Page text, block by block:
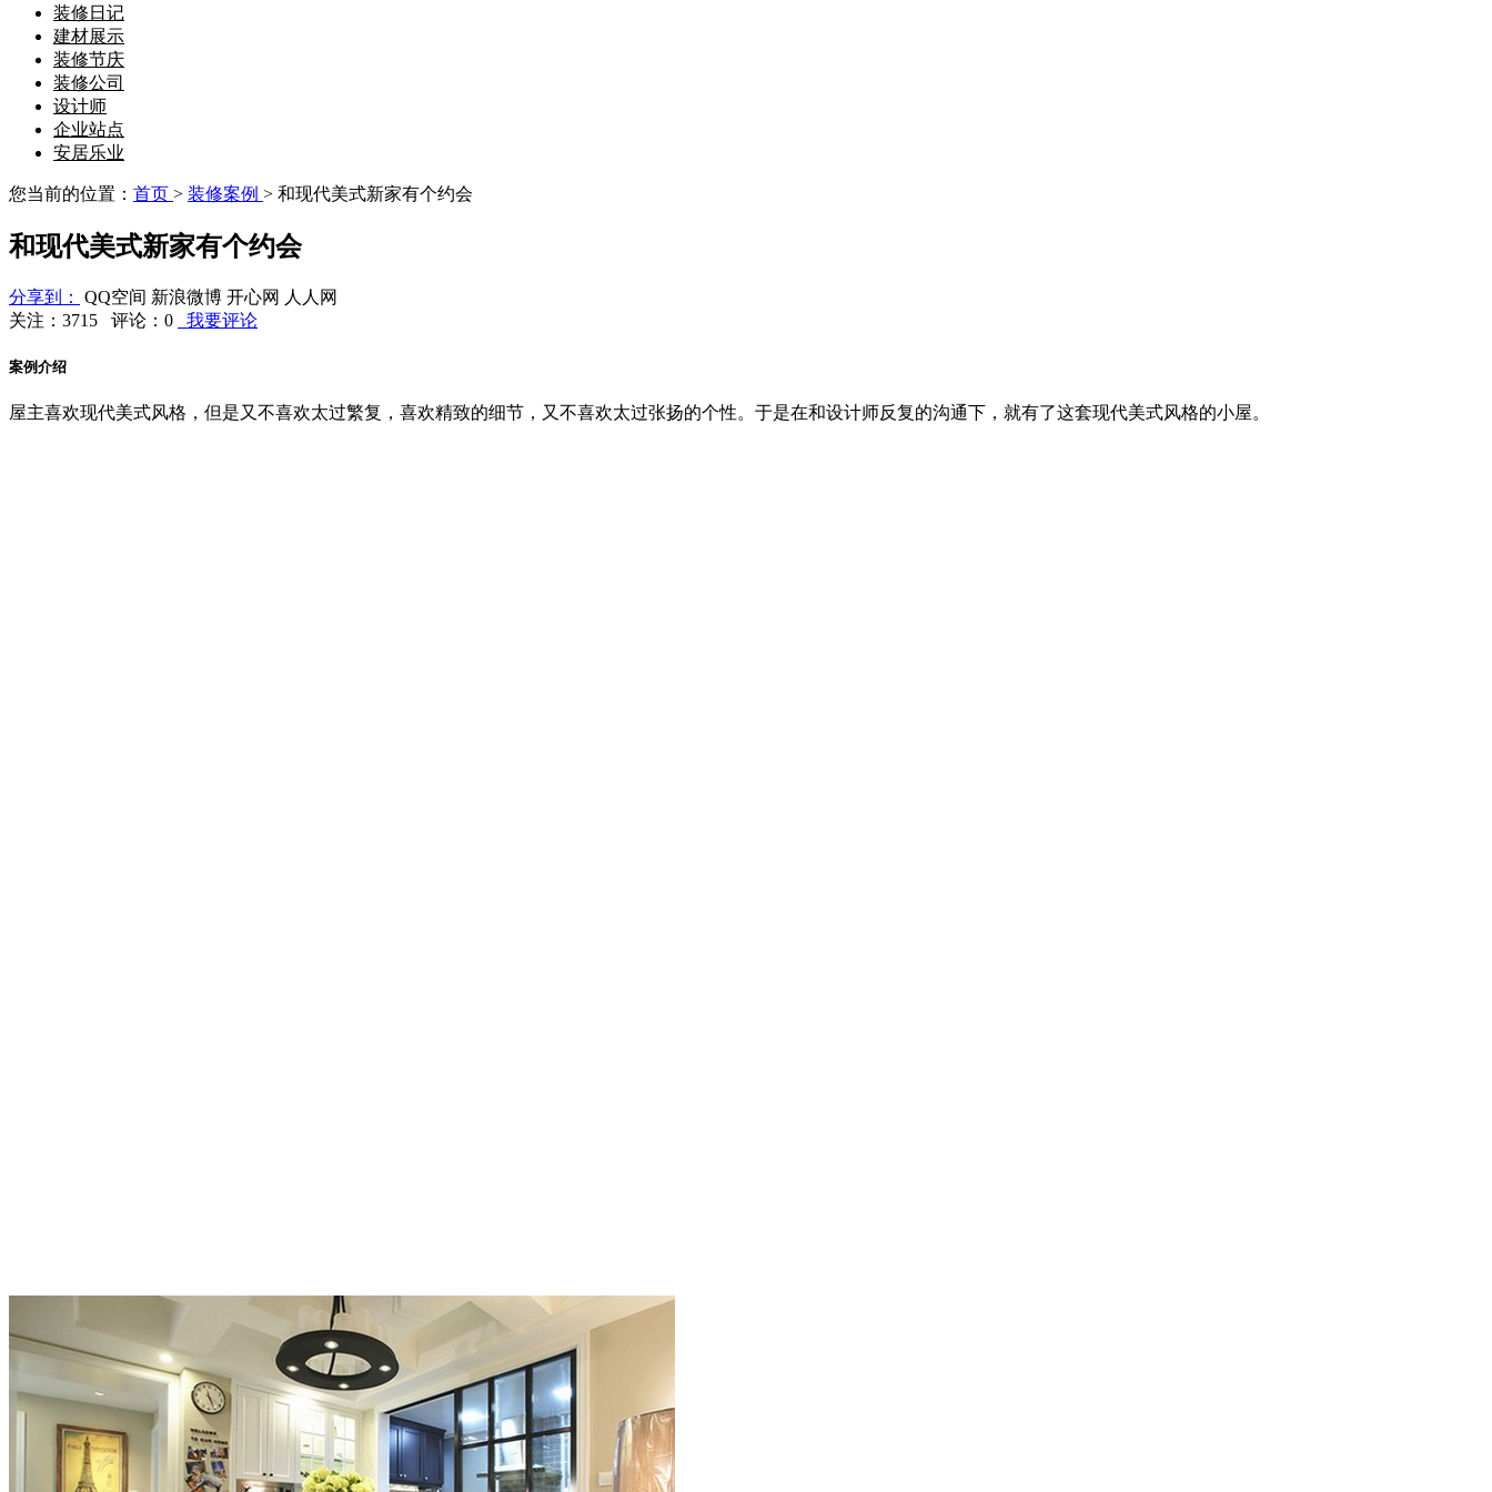
装修日记
建材展示
装修节庆
装修公司
设计师
企业站点
安居乐业
您当前的位置： 首页 > 装修案例 > 和现代美式新家有个约会
和现代美式新家有个约会
分享到： QQ空间 新浪微博 开心网 人人网
关注：3715 评论： 0 我要评论
案例介绍
屋主喜欢现代美式风格，但是又不喜欢太过繁复，喜欢精致的细节，又不喜欢太过张扬的个性。于是在和设计师反复的沟通下，就有了这套现代美式风格的小屋。